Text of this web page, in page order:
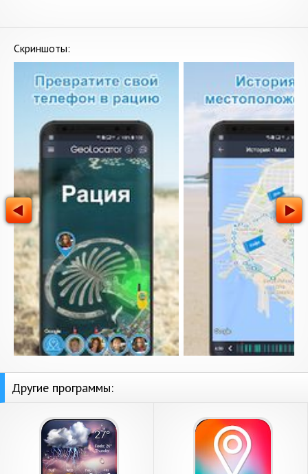
Скриншоты:
Другие программы: